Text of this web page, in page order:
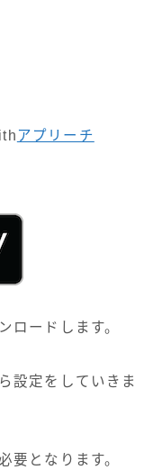
アプリーチ
ロードします。
設定をしていきま
要となります。